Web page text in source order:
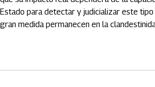
Estado para detectar y judicializar este tipo
gran medida permanecen en la